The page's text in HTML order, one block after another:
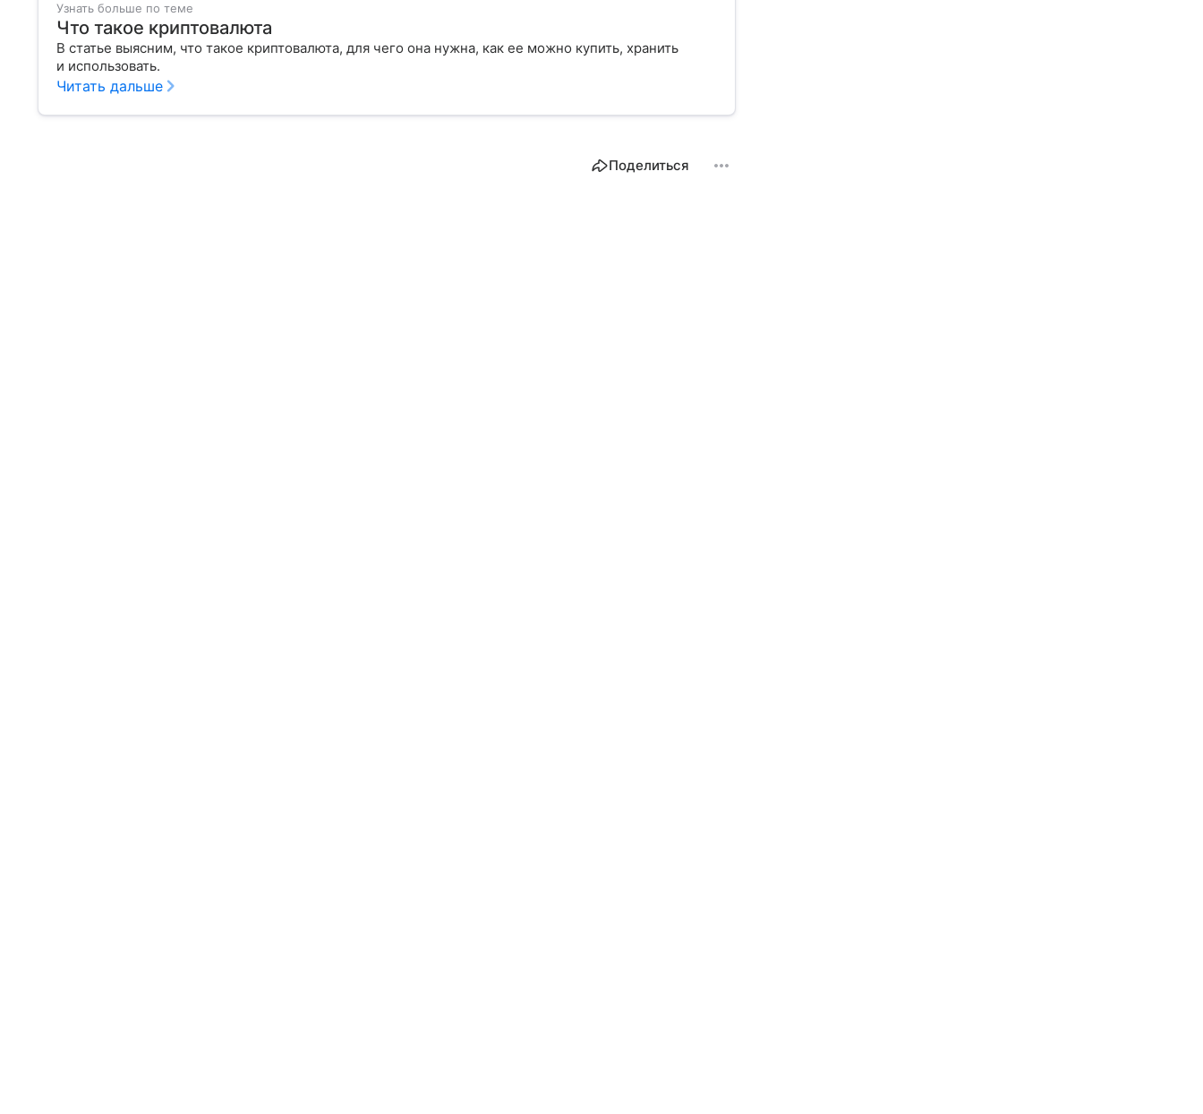
Узнать больше по теме
Что такое криптовалюта
В статье выясним, что такое криптовалюта, для чего она нужна, как ее можно купить, хранить
и использовать.
Читать дальше
Поделиться